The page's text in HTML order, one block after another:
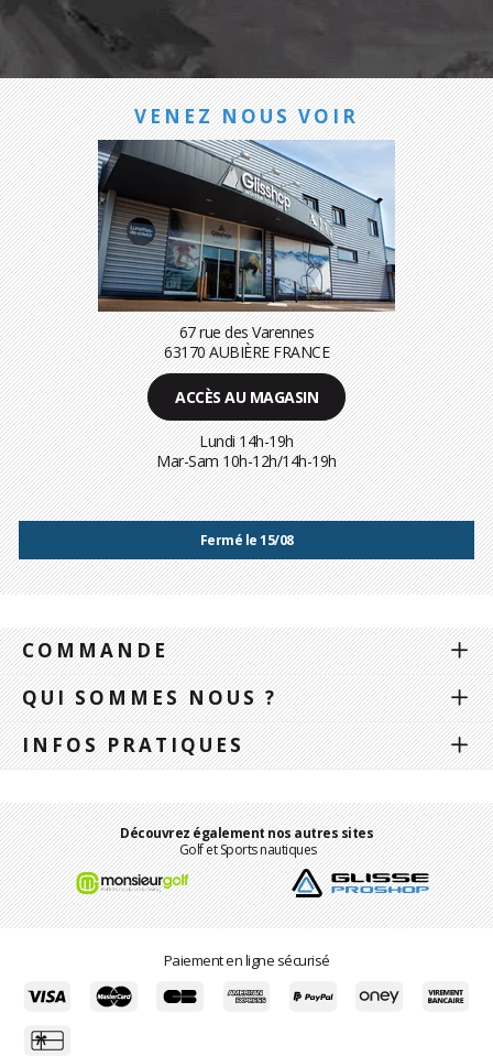
VENEZ NOUS VOIR
67 rue des Varennes
63170 AUBIÈRE FRANCE
ACCÈS AU MAGASIN
Lundi 14h-19h
Mar-Sam 10h-12h/14h-19h
Fermé le 15/08
COMMANDE
QUI SOMMES NOUS ?
INFOS PRATIQUES
Découvrez également nos autres sites
Golf et Sports nautiques
Paiement en ligne sécurisé